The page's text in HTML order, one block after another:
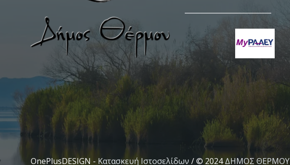
OnePlusDESIGN - Κατασκευή Ιστοσελίδων / © 2024ΔΗΜΟΣ ΘΕΡΜΟΥ